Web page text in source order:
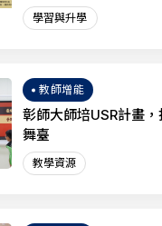
培育量能
學習與升學
教師增能
彰師大師培USR計畫
舞臺
教學資源